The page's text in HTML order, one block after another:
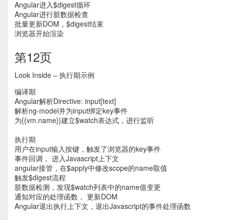
Angular进入$digest循环
Angular进行脏数据检查
批量更新DOM，$digest结束
浏览器开始渲染
第12页
Look Inside – 执行期示例
编译期
Angular解析Directive: input[text]
解析ng-model并为input绑定key事件
为{{vm.name}}建立$watch表达式，进行监听
执行期
用户在input输入按键，触发了浏览器的key事件
事件回调， 进入Javascript上下文
angular接管，在$apply中修改scope的name取值
触发$digest流程
脏数据检测，发现$watch列表中的name值变更
通知对应的处理函数， 更新DOM
Angular退出执行上下文，退出Javascript的事件处理函数